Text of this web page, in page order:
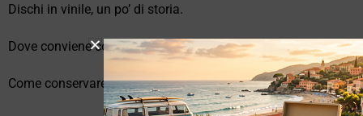
Dischi in vinile, un po’ di storia.
Dove conviene comprare vinili online?
Come conservare correttamente i vinili usati